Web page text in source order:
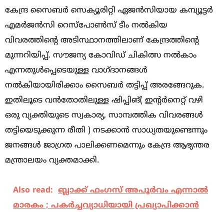
കേന്ദ്ര സൈബർ സെക്യൂരിറ്റി ഏജൻസിയായ കമ്പ്യൂട്ടർ
എമർജൻസി റെസ്‌പോൺസ് ടീം നല്‍കിയ
വിവരത്തിന്‍റെ അടിസ്ഥാനത്തിലാണ് കേന്ദ്രത്തിന്‍റെ
മുന്നറിയിപ്പ്. സൗജന്യ കോവിഡ് ചികിത്സ നല്‍കാം
എന്നതുള്‍പ്പെടെയുള്ള വാഗ്ദാനങ്ങള്‍
നല്‍കിയായിരിക്കാം സൈബര്‍ തട്ടിപ്പ് അരങ്ങേറുക.
ഇതിലൂടെ വന്‍തോതിലുള്ള ഷിപ്പിങ്( ഇന്‍റര്‍നെറ്റ്‌ വഴി
ഒരു വ്യക്തിയുടെ സ്വകാര്യ, സാമ്പത്തിക വിവരങ്ങള്‍
തട്ടിയെടുക്കുന്ന രീതി ) നടക്കാന്‍ സാധ്യതയുണ്ടെന്നും
ജനങ്ങള്‍ ജാഗ്രത പാലിക്കണമെന്നും കേന്ദ്ര ആഭ്യന്തര
മന്ത്രാലയം വ്യക്തമാക്കി.
Also read: ബ്ലാക്ക് ഫംഗസ് അപൂര്‍വം എന്നാല്‍
മാരകം ; പകര്‍ച്ചവ്യാധിയായി പ്രഖ്യാപിക്കാന്‍